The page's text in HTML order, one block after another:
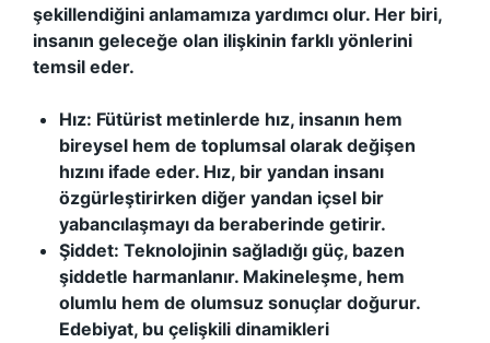
şekillendiğini anlamamıza yardımcı olur. Her biri,
insanın geleceğe olan ilişkinin farklı yönlerini
temsil eder.
Hız: Fütürist metinlerde hız, insanın hem
bireysel hem de toplumsal olarak değişen
hızını ifade eder. Hız, bir yandan insanı
özgürleştirirken diğer yandan içsel bir
yabancılaşmayı da beraberinde getirir.
Şiddet: Teknolojinin sağladığı güç, bazen
şiddetle harmanlanır. Makineleşme, hem
olumlu hem de olumsuz sonuçlar doğurur.
Edebiyat, bu çelişkili dinamikleri